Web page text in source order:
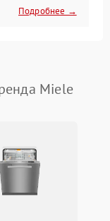
Подробнее →
Miele